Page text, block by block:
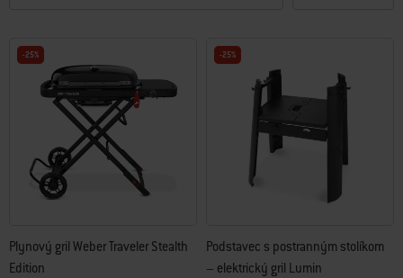
-25%
Plynový gril Weber Traveler Stealth
Edition
-25%
Podstavec s postranným stolíkom
– elektrický gril Lumin